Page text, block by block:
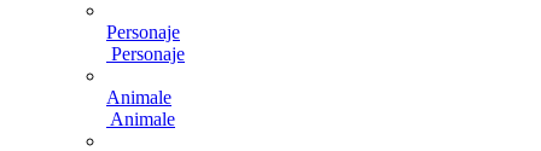
Personaje
Personaje
Animale
Animale